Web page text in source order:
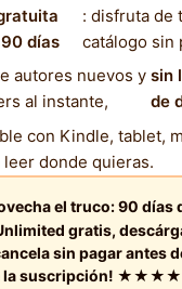
días
: disfruta de
catálogo sin
autores nuevos y
al instante,
sin
de
con Kindle, tablet,
leer donde quieras.
el truco: 90 días
gratis,
sin pagar antes
la suscripción!